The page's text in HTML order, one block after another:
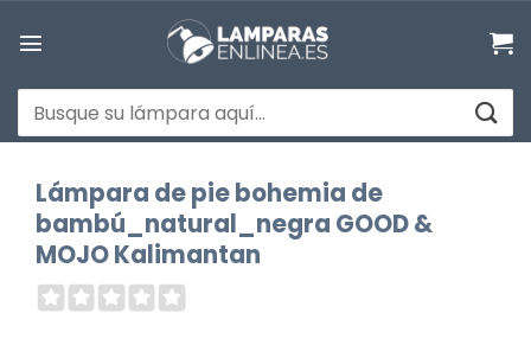
Buscar
por:
Lámpara de pie bohemia de
bambú_natural_negra GOOD &
MOJO Kalimantan